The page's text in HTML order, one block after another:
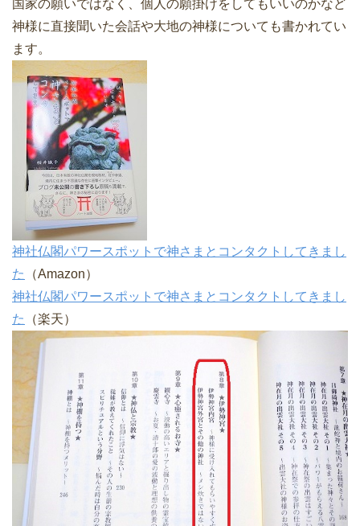
国家の願いではなく、個人の願掛けをしてもいいのかなど
神様に直接聞いた会話や大地の神様についても書かれてい
ます。
神社仏閣パワースポットで神さまとコンタクトしてきまし
た
（Amazon）
神社仏閣パワースポットで神さまとコンタクトしてきまし
た
（楽天）